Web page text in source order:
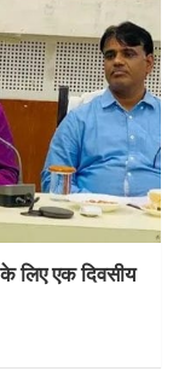
के लिए एक दिवसीय